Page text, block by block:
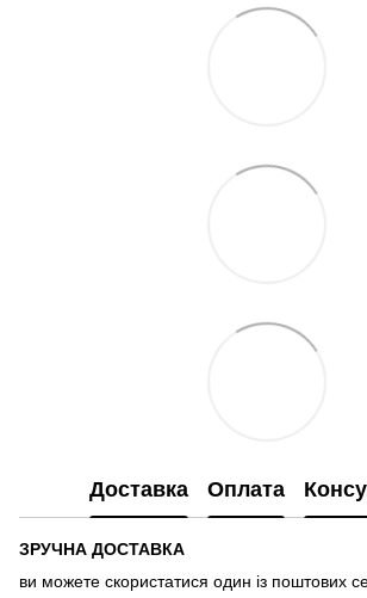
Доставка Оплата
ЗРУЧНА ДОСТАВКА
ви можете скористатися один із поштових